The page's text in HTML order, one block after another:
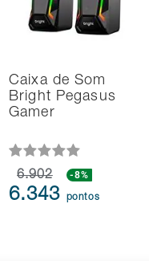
Caixa de Som
Bright Pegasus
Gamer
6.902 -8%
6.343 pontos